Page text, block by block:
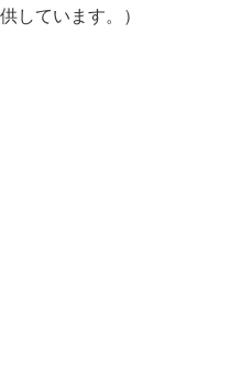
しています。）